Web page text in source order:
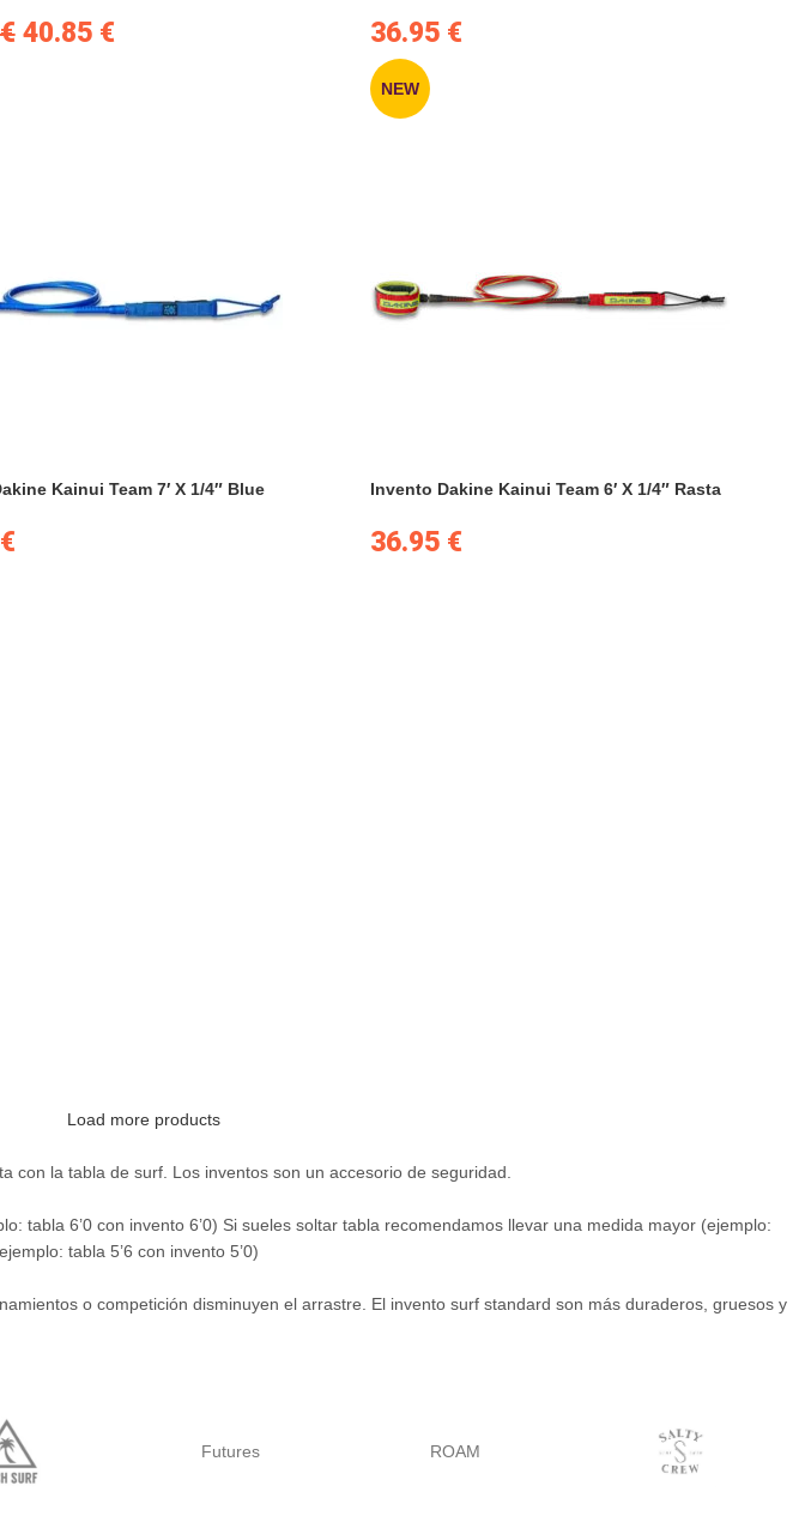
€ 40.85 € 36.95 €
Kainui Team 7′ X 1/4″ Blue
€
NEW
Invento Dakine Kainui Team 6′ X 1/4″ Rasta
36.95 €
Load more products
con la tabla de surf. Los inventos son un accesorio de seguridad.
tabla 6’0 con invento 6’0) Si sueles soltar tabla recomendamos llevar una medida mayor (ejemplo:
tabla 5’6 con invento 5’0)
o competición disminuyen el arrastre. El invento surf standard son más duraderos, gruesos y
Futures ROAM